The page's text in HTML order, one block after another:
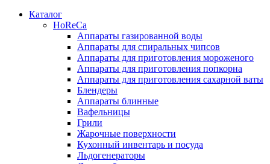
Каталог
HoReCa
Аппараты газированной воды
Аппараты для спиральных чипсов
Аппараты для приготовления мороженого
Аппараты для приготовления попкорна
Аппараты для приготовления сахарной ваты
Блендеры
Аппараты блинные
Вафельницы
Грили
Жарочные поверхности
Кухонный инвентарь и посуда
Льдогенераторы